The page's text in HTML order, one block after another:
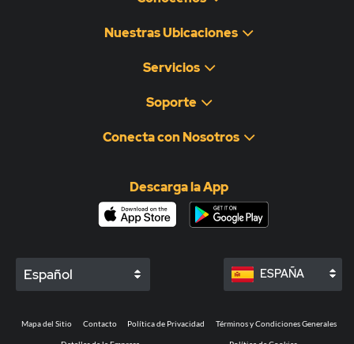
Nuestras Ubicaciones
Servicios
Soporte
Conecta con Nosotros
Descarga la App
Español ESPAÑA
Mapa del Sitio Contacto Política de Privacidad Términos y Condiciones Generales